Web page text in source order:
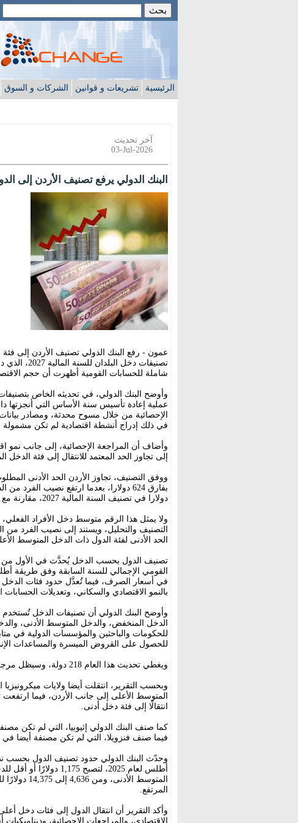
الرئيسية تشريعات و قوانين الشركات و السوق
آخر تحديث
03-Jul-2026
البنك الدولي يرفع تصنيف الأردن إلى
عمون - رفع البنك الدولي تصنيف الأردن إلى
شاملة للحسابات القومية أظهرت أن حجم الاقتصاد الأردني أكبر
وأوضح البنك الدولي، في تحديثه الخاص
عملية إعادة تأسيس سنة الأساس التي أنجزتها
الإحصائية من خلال مسوح محدثة، ومصادر
في ذلك إدراج أنشطة اقتصادية لم تكن مشمولة
إلى تجاوز الحد المعتمد للانتقال إلى فئة الدخل
ووفق التصنيف، تجاوز الأردن الحد الأدنى
دولارا في تصنيف السنة المالية 2027، مقارنة مع 4430 دولارا في التصنيف السابق.
ولا يمثل هذا الرقم متوسط دخل الأفراد
التصنيف والتحليل، ويستند إلى نصيب الفرد
الحد الأدنى لفئة الدول ذات الدخل المتوسط الأعلى 4636
تصنيف الدول بحسب الدخل يُحدَّث في الأول من
القومي الإجمالي للسنة السابقة وفق طريقة
في أسعار الصرف، فيما تُعدَّل حدود فئات الدخل
بالنمو الاقتصادي والسكاني، وتعديلات الحسابات
وأوضح البنك الدولي أن تصنيفات الدخل تُستخدم
الدخل المنخفض، والدخل المتوسط الأدنى،
للحكومات والباحثين والمؤسسات الدولية في
للحصول على القروض الميسرة والمساعدات
ويغطي تحديث هذا العام 218 دولة، وسيظل مرجعا عالميا حتى نهاية حزيران 2027.
وبحسب التقرير، انتقلت أيضا ولايات ميكرونيزيا
المتوسط الأعلى إلى جانب الأردن، فيما
انتقالًا إلى فئة دخل أدنى.
فيما صنف فنزويلا، التي لم تكن مصنفة أيضا في السنة المالية 2026، ضمن فئة
وحدّث البنك الدولي حدود تصنيف الدول بحسب
المرتفع.
وأكد التقرير أن انتقال الدول إلى فئات دخل
الاقتصادي، والمراجعات الإحصائية،